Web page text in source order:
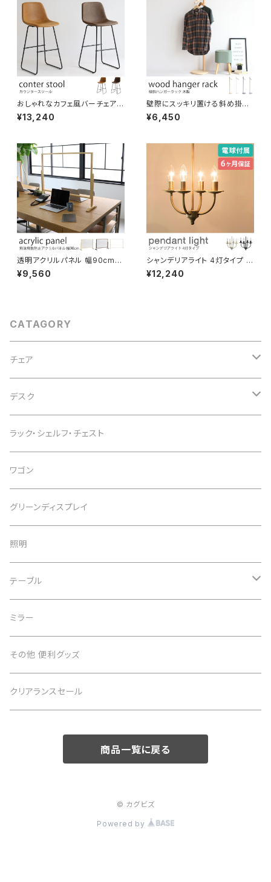
おしゃれなカフェ風バーチェア
ハイバック 広めの背もたれ付き
PUレザー生地 カウンタースツ
ツール スタンディングデスクチェ
ア ヴィンテージ モダン ナチュラ
ル
¥13,240
壁際にスッキリ置ける斜め掛け
ハンガーラック 木製 傾斜ハンガ
ー スラントハンガー オフィス 書
ル 帽子掛け スプレー置き ラバ
ーウッド材 ナチュラル かわいい
インテリア
¥6,450
透明アクリルパネル 幅90cm
飛沫飛散防止対策に 木枠 卓上
パーティション 間仕切り オフィ
¥9,560
シャンデリアライト 4灯タイプ ス
チールパイプ 電球付属 リモコン
付属 吊り下げ照明 天井照明 デ
¥12,240
CATAGORY
チェア
オフィスチェア
インテリアチェア
カウンターチェア
スツール
デスク
デスク
スタンディングデスク
デスクワゴン
デスク周辺用品
子供用デスク
ラック・シェルフ・チェスト
ワゴン
グリーンディスプレイ
照明
テーブル
テーブル
サイドテーブル
ミラー
その他 便利グッズ
クリアランスセール
商品一覧に戻る
© カグビズ
Powered by